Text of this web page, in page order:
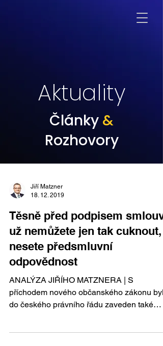
Aktuality
Články &
Rozhovory
Jiří Matzner
18. 12. 2019
Těsně před podpisem
už nemůžete jen tak cuknout,
nesete předsmluvní
odpovědnost
ANALÝZA JIŘÍHO MATZNERA | S
příchodem nového občanského zákonu byl
do českého právního řádu zaveden také